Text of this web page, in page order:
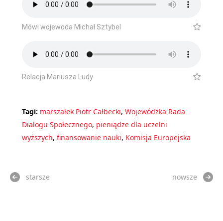
Mówi wojewoda Michał Sztybel
Relacja Mariusza Ludy
Tagi: marszałek Piotr Całbecki, Wojewódzka Rada
Dialogu Społecznego, pieniądze dla uczelni
wyższych, finansowanie nauki, Komisja Europejska
starsze nowsze